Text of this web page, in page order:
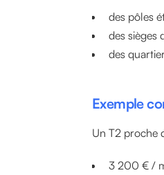
des pôles
des sièges
des
Exemple
Un T2 proche
3 200 € /